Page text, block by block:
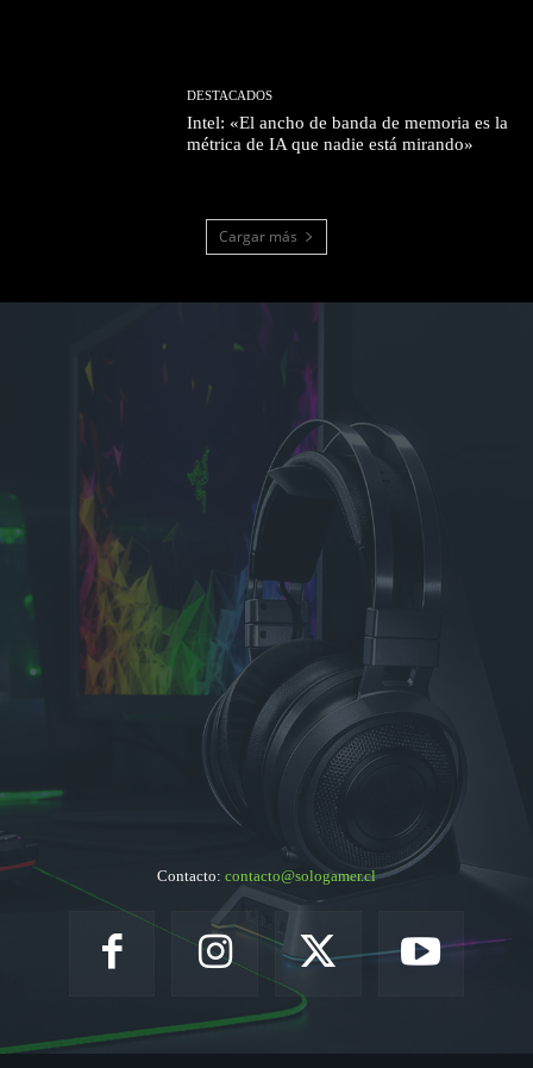
DESTACADOS
Intel: «El ancho de banda de memoria es la
métrica de IA que nadie está mirando»
Cargar más
Contacto: contacto@sologamer.cl